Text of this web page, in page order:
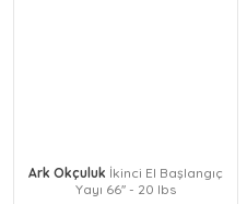
Ark Okçuluk İkinci El Başlangıç
Yayı 66'' - 20 lbs